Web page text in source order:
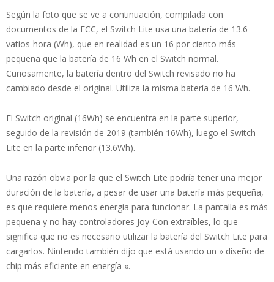
Según la foto que se ve a continuación, compilada con
documentos de la FCC, el Switch Lite usa una batería de 13.6
vatios-hora (Wh), que en realidad es un 16 por ciento más
pequeña que la batería de 16 Wh en el Switch normal.
Curiosamente, la batería dentro del Switch revisado no ha
cambiado desde el original. Utiliza la misma batería de 16 Wh.
El Switch original (16Wh) se encuentra en la parte superior,
seguido de la revisión de 2019 (también 16Wh), luego el Switch
Lite en la parte inferior (13.6Wh).
Una razón obvia por la que el Switch Lite podría tener una mejor
duración de la batería, a pesar de usar una batería más pequeña,
es que requiere menos energía para funcionar. La pantalla es más
pequeña y no hay controladores Joy-Con extraíbles, lo que
significa que no es necesario utilizar la batería del Switch Lite para
cargarlos. Nintendo también dijo que está usando un » diseño de
chip más eficiente en energía «.